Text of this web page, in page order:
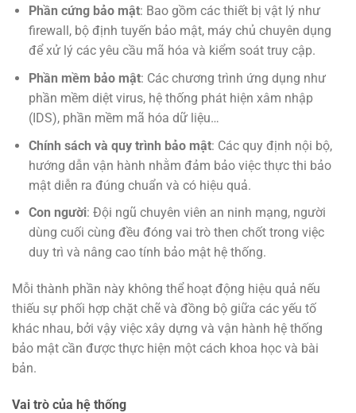
Phần cứng bảo mật: Bao gồm các thiết bị vật lý như
firewall, bộ định tuyến bảo mật, máy chủ chuyên dụng
để xử lý các yêu cầu mã hóa và kiểm soát truy cập.
Phần mềm bảo mật: Các chương trình ứng dụng như
phần mềm diệt virus, hệ thống phát hiện xâm nhập
(IDS), phần mềm mã hóa dữ liệu…
Chính sách và quy trình bảo mật: Các quy định nội bộ,
hướng dẫn vận hành nhằm đảm bảo việc thực thi bảo
mật diễn ra đúng chuẩn và có hiệu quả.
Con người: Đội ngũ chuyên viên an ninh mạng, người
dùng cuối cùng đều đóng vai trò then chốt trong việc
duy trì và nâng cao tính bảo mật hệ thống.
Mỗi thành phần này không thể hoạt động hiệu quả nếu
thiếu sự phối hợp chặt chẽ và đồng bộ giữa các yếu tố
khác nhau, bởi vậy việc xây dựng và vận hành hệ thống
bảo mật cần được thực hiện một cách khoa học và bài
bản.
Vai trò của hệ thống